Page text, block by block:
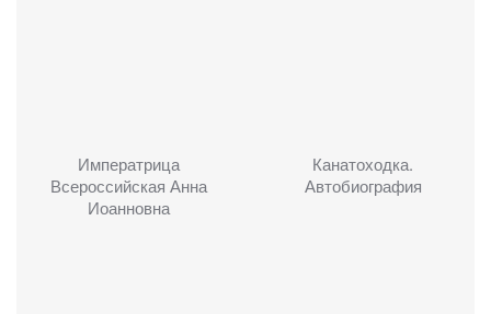
Императрица
Всероссийская Анна
Иоанновна
Канатоходка.
Автобиография